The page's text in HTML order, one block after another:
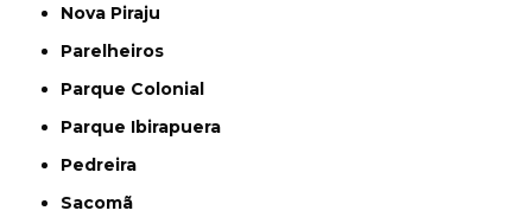
Nova Piraju
Parelheiros
Parque Colonial
Parque Ibirapuera
Pedreira
Sacomã